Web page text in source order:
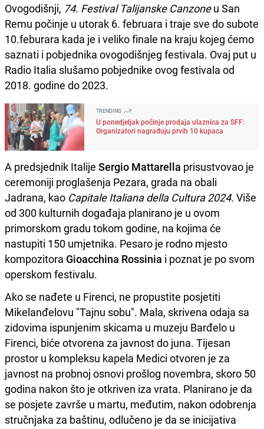
Ovogodišnji, 74. Festival Talijanske Canzoneu San
Remu počinje u utorak 6. februara i traje sve do subote
10.feburara kada je i veliko finale na kraju kojeg ćemo
saznati i pobjednika ovogodišnjeg festivala. Ovaj put u
Radio Italia slušamo pobjednike ovog festivala od
2018. godine do 2023.
TRENDING
U ponedjeljak počinje prodaja ulaznica za SFF:
Organizatori nagrađuju prvih 10 kupaca
A predsjednik Italije Sergio Mattarella prisustvovao je
ceremoniji proglašenja Pezara, grada na obali
Jadrana, kao Capitale Italiana della Cultura 2024. Više
od 300 kulturnih događaja planirano je u ovom
primorskom gradu tokom godine, na kojima će
nastupiti 150 umjetnika. Pesaro je rodno mjesto
kompozitora Gioacchina Rossinia i poznat je po svom
operskom festivalu.
Ako se nađete u Firenci, ne propustite posjetiti
Mikelanđelovu "Tajnu sobu". Mala, skrivena odaja sa
zidovima ispunjenim skicama u muzeju Barđelo u
Firenci, biće otvorena za javnost do juna. Tijesan
prostor u kompleksu kapela Medici otvoren je za
javnost na probnoj osnovi prošlog novembra, skoro 50
godina nakon što je otkriven iza vrata. Planirano je da
se posjete završe u martu, međutim, nakon odobrenja
stručnjaka za baštinu, odlučeno je da se inicijativa